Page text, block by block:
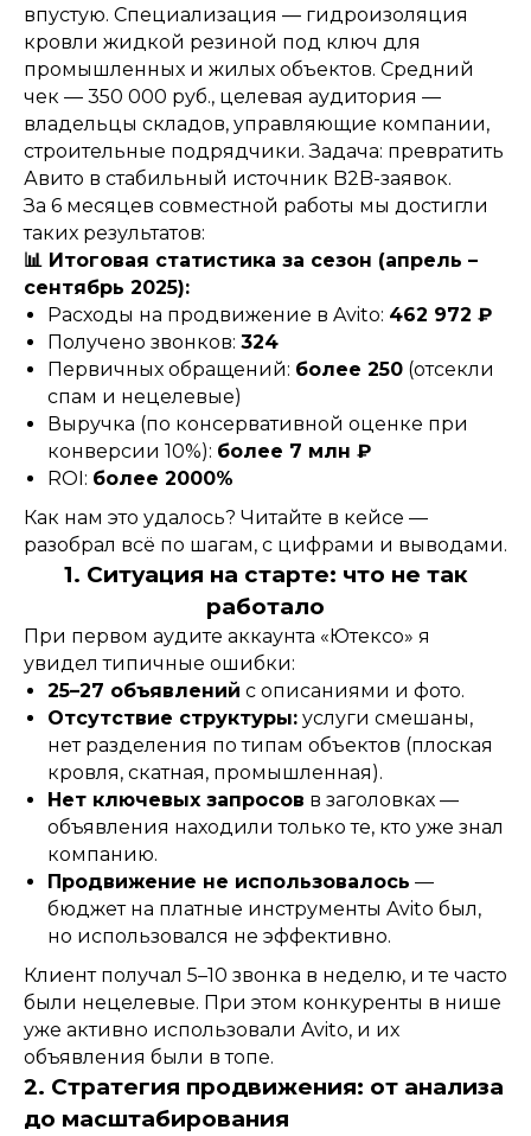
впустую. Специализация — гидроизоляция
кровли жидкой резиной под ключ для
промышленных и жилых объектов. Средний
чек — 350 000 руб., целевая аудитория —
владельцы складов, управляющие компании,
строительные подрядчики. Задача: превратить
Авито в стабильный источник B2B-заявок.
За 6 месяцев совместной работы мы достигли
таких результатов:
📊 Итоговая статистика за сезон (апрель –
сентябрь 2025):
Расходы на продвижение в Avito: 462 972 ₽
Получено звонков: 324
Первичных обращений: более 250 (отсекли
спам и нецелевые)
Выручка (по консервативной оценке при
конверсии 10%): более 7 млн ₽
ROI: более 2000%
Как нам это удалось? Читайте в кейсе —
разобрал всё по шагам, с цифрами и выводами.
1. Ситуация на старте: что не так
работало
При первом аудите аккаунта «Ютексо» я
увидел типичные ошибки:
25–27 объявлений с описаниями и фото.
Отсутствие структуры: услуги смешаны,
нет разделения по типам объектов (плоская
кровля, скатная, промышленная).
Нет ключевых запросов в заголовках —
объявления находили только те, кто уже знал
компанию.
Продвижение не использовалось —
бюджет на платные инструменты Avito был,
но использовался не эффективно.
Клиент получал 5–10 звонка в неделю, и те часто
были нецелевые. При этом конкуренты в нише
уже активно использовали Avito, и их
объявления были в топе.
2. Стратегия продвижения: от анализа
до масштабирования